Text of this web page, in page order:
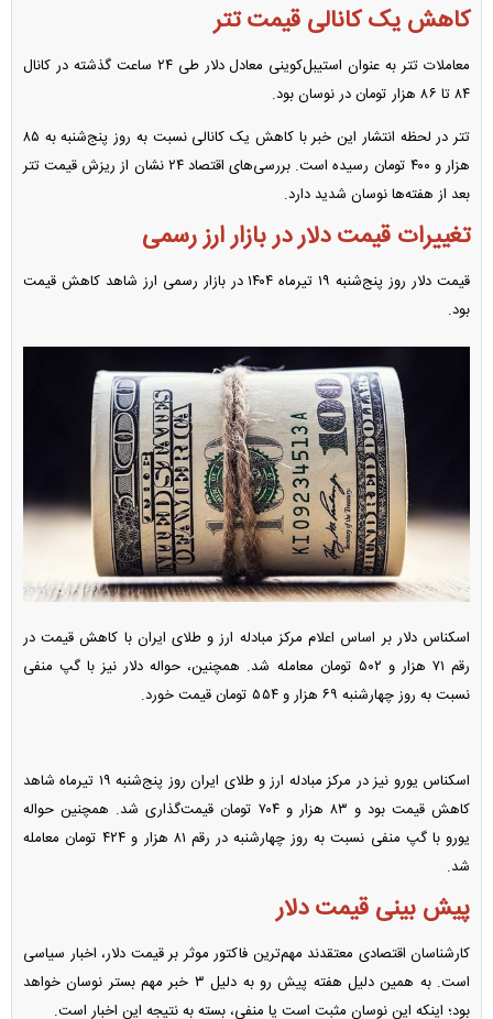
کاهش یک کانالی قیمت تتر
معاملات تتر به عنوان استیبل‌کوینی معادل دلار طی ۲۴ ساعت گذشته در کانال
۸۴ تا ۸۶ هزار تومان در نوسان بود.
تتر در لحظه انتشار این خبر با کاهش یک کانالی نسبت به روز پنج‌شنبه به ۸۵
هزار و ۴۰۰ تومان رسیده است. بررسی‌های اقتصاد ۲۴ نشان از ریزش قیمت تتر
بعد از هفته‌ها نوسان شدید دارد.
تغییرات قیمت دلار در بازار ارز رسمی
قیمت دلار روز پنج‌شنبه ۱۹ تیرماه ۱۴۰۴ در بازار رسمی ارز شاهد کاهش قیمت
بود.
اسکناس دلار بر اساس اعلام مرکز مبادله ارز و طلای ایران با کاهش قیمت در
رقم ۷۱ هزار و ۵۰۲ تومان معامله شد. همچنین، حواله دلار نیز با گپ منفی
نسبت به روز چهارشنبه ۶۹ هزار و ۵۵۴ تومان قیمت خورد.
اسکناس یورو نیز در مرکز مبادله ارز و طلای ایران روز پنج‌شنبه ۱۹ تیرماه شاهد
کاهش قیمت بود و ۸۳ هزار و ۷۰۴ تومان قیمت‌گذاری شد. همچنین حواله
یورو با گپ منفی نسبت به روز چهارشنبه در رقم ۸۱ هزار و ۴۲۴ تومان معامله
شد.
پیش بینی قیمت دلار
کارشناسان اقتصادی معتقدند مهم‌ترین فاکتور موثر بر قیمت دلار، اخبار سیاسی
است. به همین دلیل هفته پیش رو به دلیل ۳ خبر مهم بستر نوسان خواهد
بود؛ اینکه این نوسان مثبت است یا منفی، بسته به نتیجه این اخبار است.